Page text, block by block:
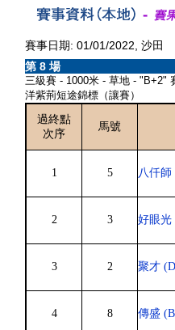
賽事日期: 01/01/2022, 沙田
第 8 場
三級賽 - 1000米 - 草地 - "B+2"
洋紫荊短途錦標（讓賽）
過終點
次序
馬號
1 5 八仟師
2 3 好眼光
3 2 聚才
4 8 傳盛